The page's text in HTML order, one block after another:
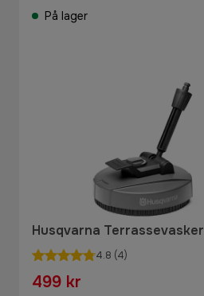
På lager
Husqvarna Terrassevasker
4.8 (4)
499 kr